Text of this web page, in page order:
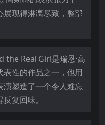
展现得淋漓尽致，整部
the Real Girl是瑞恩·高
表性的作品之一，他用
演塑造了一个令人难忘
复回味。